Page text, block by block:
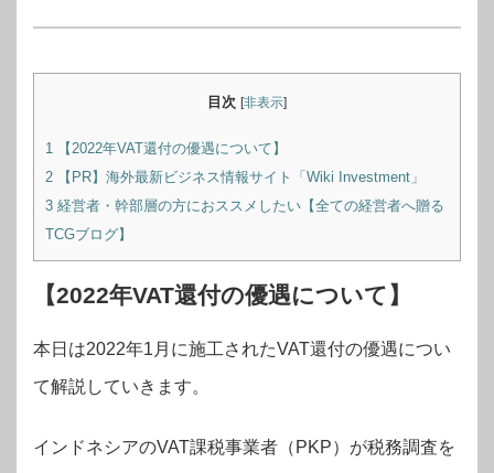
目次 [非表示]
1 【2022年VAT還付の優遇について】
2 【PR】海外最新ビジネス情報サイト「Wiki Investment」
3 経営者・幹部層の方におススメしたい【全ての経営者へ贈る
TCGブログ】
【2022年VAT還付の優遇について】
本日は2022年1月に施工されたVAT還付の優遇につい
て解説していきます。
インドネシアのVAT課税事業者（PKP）が税務調査を